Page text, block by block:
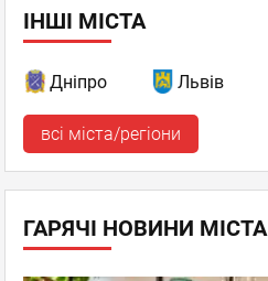
Пн–Нд 10:00 - 22:00
відгуків: 0
ІНШІ МІСТА
Дніпро Львів
всі міста/регіони
ГАРЯЧІ НОВИНИ МІСТА